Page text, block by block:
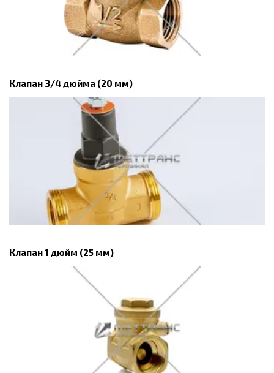
Клапан 3/4 дюйма (20 мм)
Клапан 1 дюйм (25 мм)